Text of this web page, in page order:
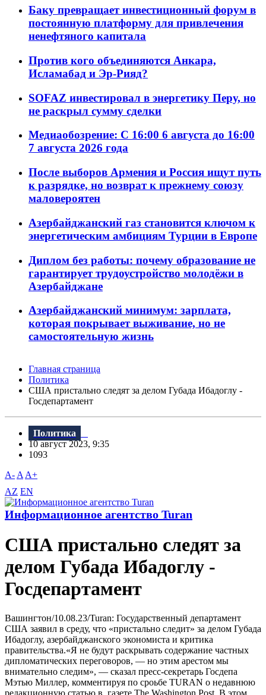
Баку превращает инвестиционный форум в
постоянную платформу для привлечения
ненефтяного капитала
Против кого объединяются Анкара,
Исламабад и Эр-Рияд?
SOFAZ инвестировал в энергетику Перу, но
не раскрыл сумму сделки
Медиаобозрение: С 16:00 6 августа до 16:00
7 августа 2026 года
После выборов Армения и Россия ищут путь
к разрядке, но возврат к прежнему союзу
маловероятен
Азербайджанский газ становится ключом к
энергетическим амбициям Турции в Европе
Диплом без работы: почему образование не
гарантирует трудоустройство молодёжи в
Азербайджане
Азербайджанский минимум: зарплата,
которая покрывает выживание, но не
самостоятельную жизнь
Главная страница
Политика
США пристально следят за делом Губада Ибадоглу -
Госдепартамент
Политика
10 август 2023, 9:35
1093
A- A A+
AZ EN
Информационное агентство Turan
США пристально следят за
делом Губада Ибадоглу -
Госдепартамент
Вашингтон/10.08.23/Turan: Государственный департамент
США заявил в среду, что «пристально следит» за делом Губада
Ибадоглу, азербайджанского экономиста и критика
правительства.«Я не будут раскрывать содержание частных
дипломатических переговоров, — но этим арестом мы
внимательно следим», — сказал пресс-секретарь Госдепа
Мэтью Миллер, комментируя по сроьбе TURAN о недавнюю
редакционную статью в газете The Washington Post. В этом